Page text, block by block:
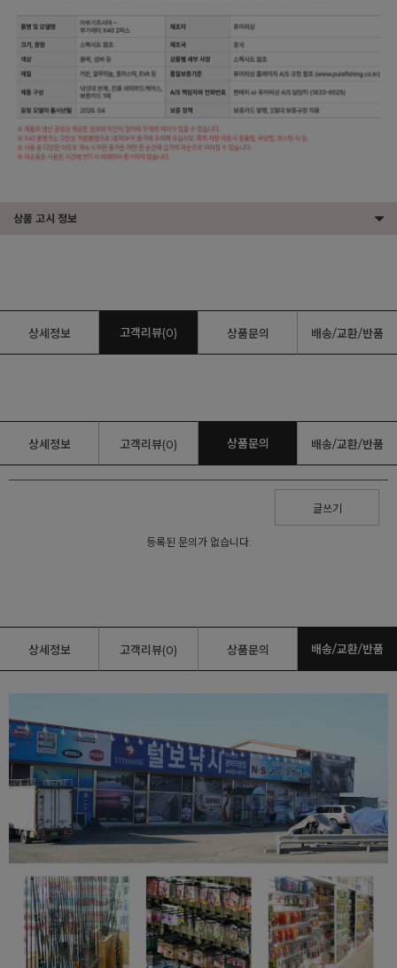
상품 고시 정보
상세정보 고객리뷰(0) 상품문의 배송/교환/반품
상세정보 고객리뷰(0) 상품문의 배송/교환/반품
글쓰기
등록된 문의가 없습니다.
상세정보 고객리뷰(0) 상품문의 배송/교환/반품